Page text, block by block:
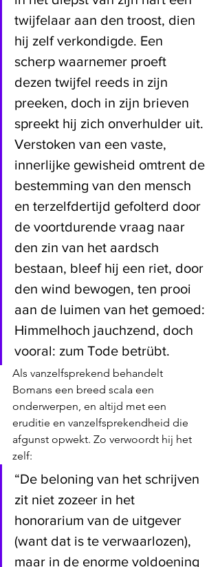
twijfelaar aan den troost, dien
hij zelf verkondigde. Een
scherp waarnemer proeft
dezen twijfel reeds in zijn
preeken, doch in zijn brieven
spreekt hij zich onverhulder uit.
Verstoken van een vaste,
innerlijke gewisheid omtrent de
bestemming van den mensch
en terzelfdertijd gefolterd door
de voortdurende vraag naar
den zin van het aardsch
bestaan, bleef hij een riet, door
den wind bewogen, ten prooi
aan de luimen van het gemoed:
Himmelhoch jauchzend, doch
vooral: zum Tode betrübt.
Als vanzelfsprekend behandelt
Bomans een breed scala een
onderwerpen, en altijd met een
eruditie en vanzelfsprekendheid die
afgunst opwekt. Zo verwoordt hij het
zelf:
“De beloning van het schrijven
zit niet zozeer in het
honorarium van de uitgever
(want dat is te verwaarlozen),
maar in de enorme voldoening